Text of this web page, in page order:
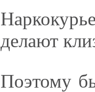
делают
Поэтому